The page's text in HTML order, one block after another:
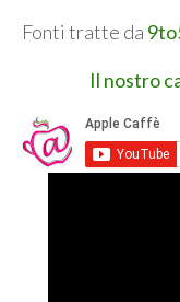
Fonti tratte da
Il nostro